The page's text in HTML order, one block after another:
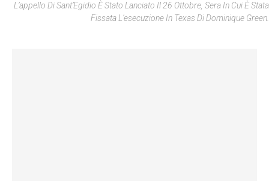
L’appello Di Sant’Egidio È Stato Lanciato Il 26 Ottobre, Sera In Cui È Stata
Fissata L’esecuzione In Texas Di Dominique Green.